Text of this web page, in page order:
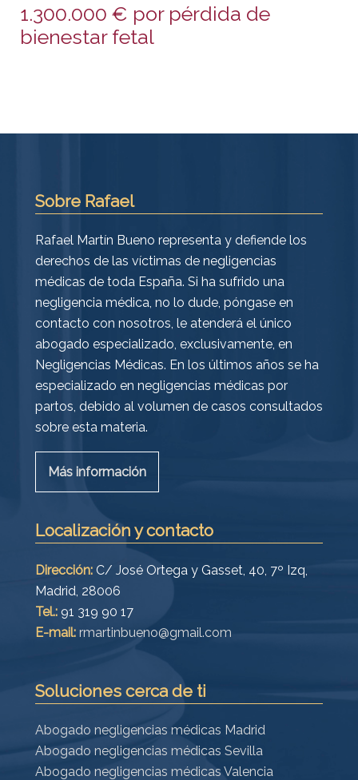
1.300.000 € por pérdida de
bienestar fetal
Sobre Rafael
Rafael Martín Bueno representa y defiende los
derechos de las víctimas de negligencias
médicas de toda España. Si ha sufrido una
negligencia médica, no lo dude, póngase en
contacto con nosotros, le atenderá el único
abogado especializado, exclusivamente, en
Negligencias Médicas. En los últimos años se ha
especializado en negligencias médicas por
partos, debido al volumen de casos consultados
sobre esta materia.
Más información
Localización y contacto
Dirección: C/ José Ortega y Gasset, 40, 7º Izq,
Madrid, 28006
Tel.: 91 319 90 17
E-mail: rmartinbueno@gmail.com
Soluciones cerca de ti
Abogado negligencias médicas Madrid
Abogado negligencias médicas Sevilla
Abogado negligencias médicas Valencia